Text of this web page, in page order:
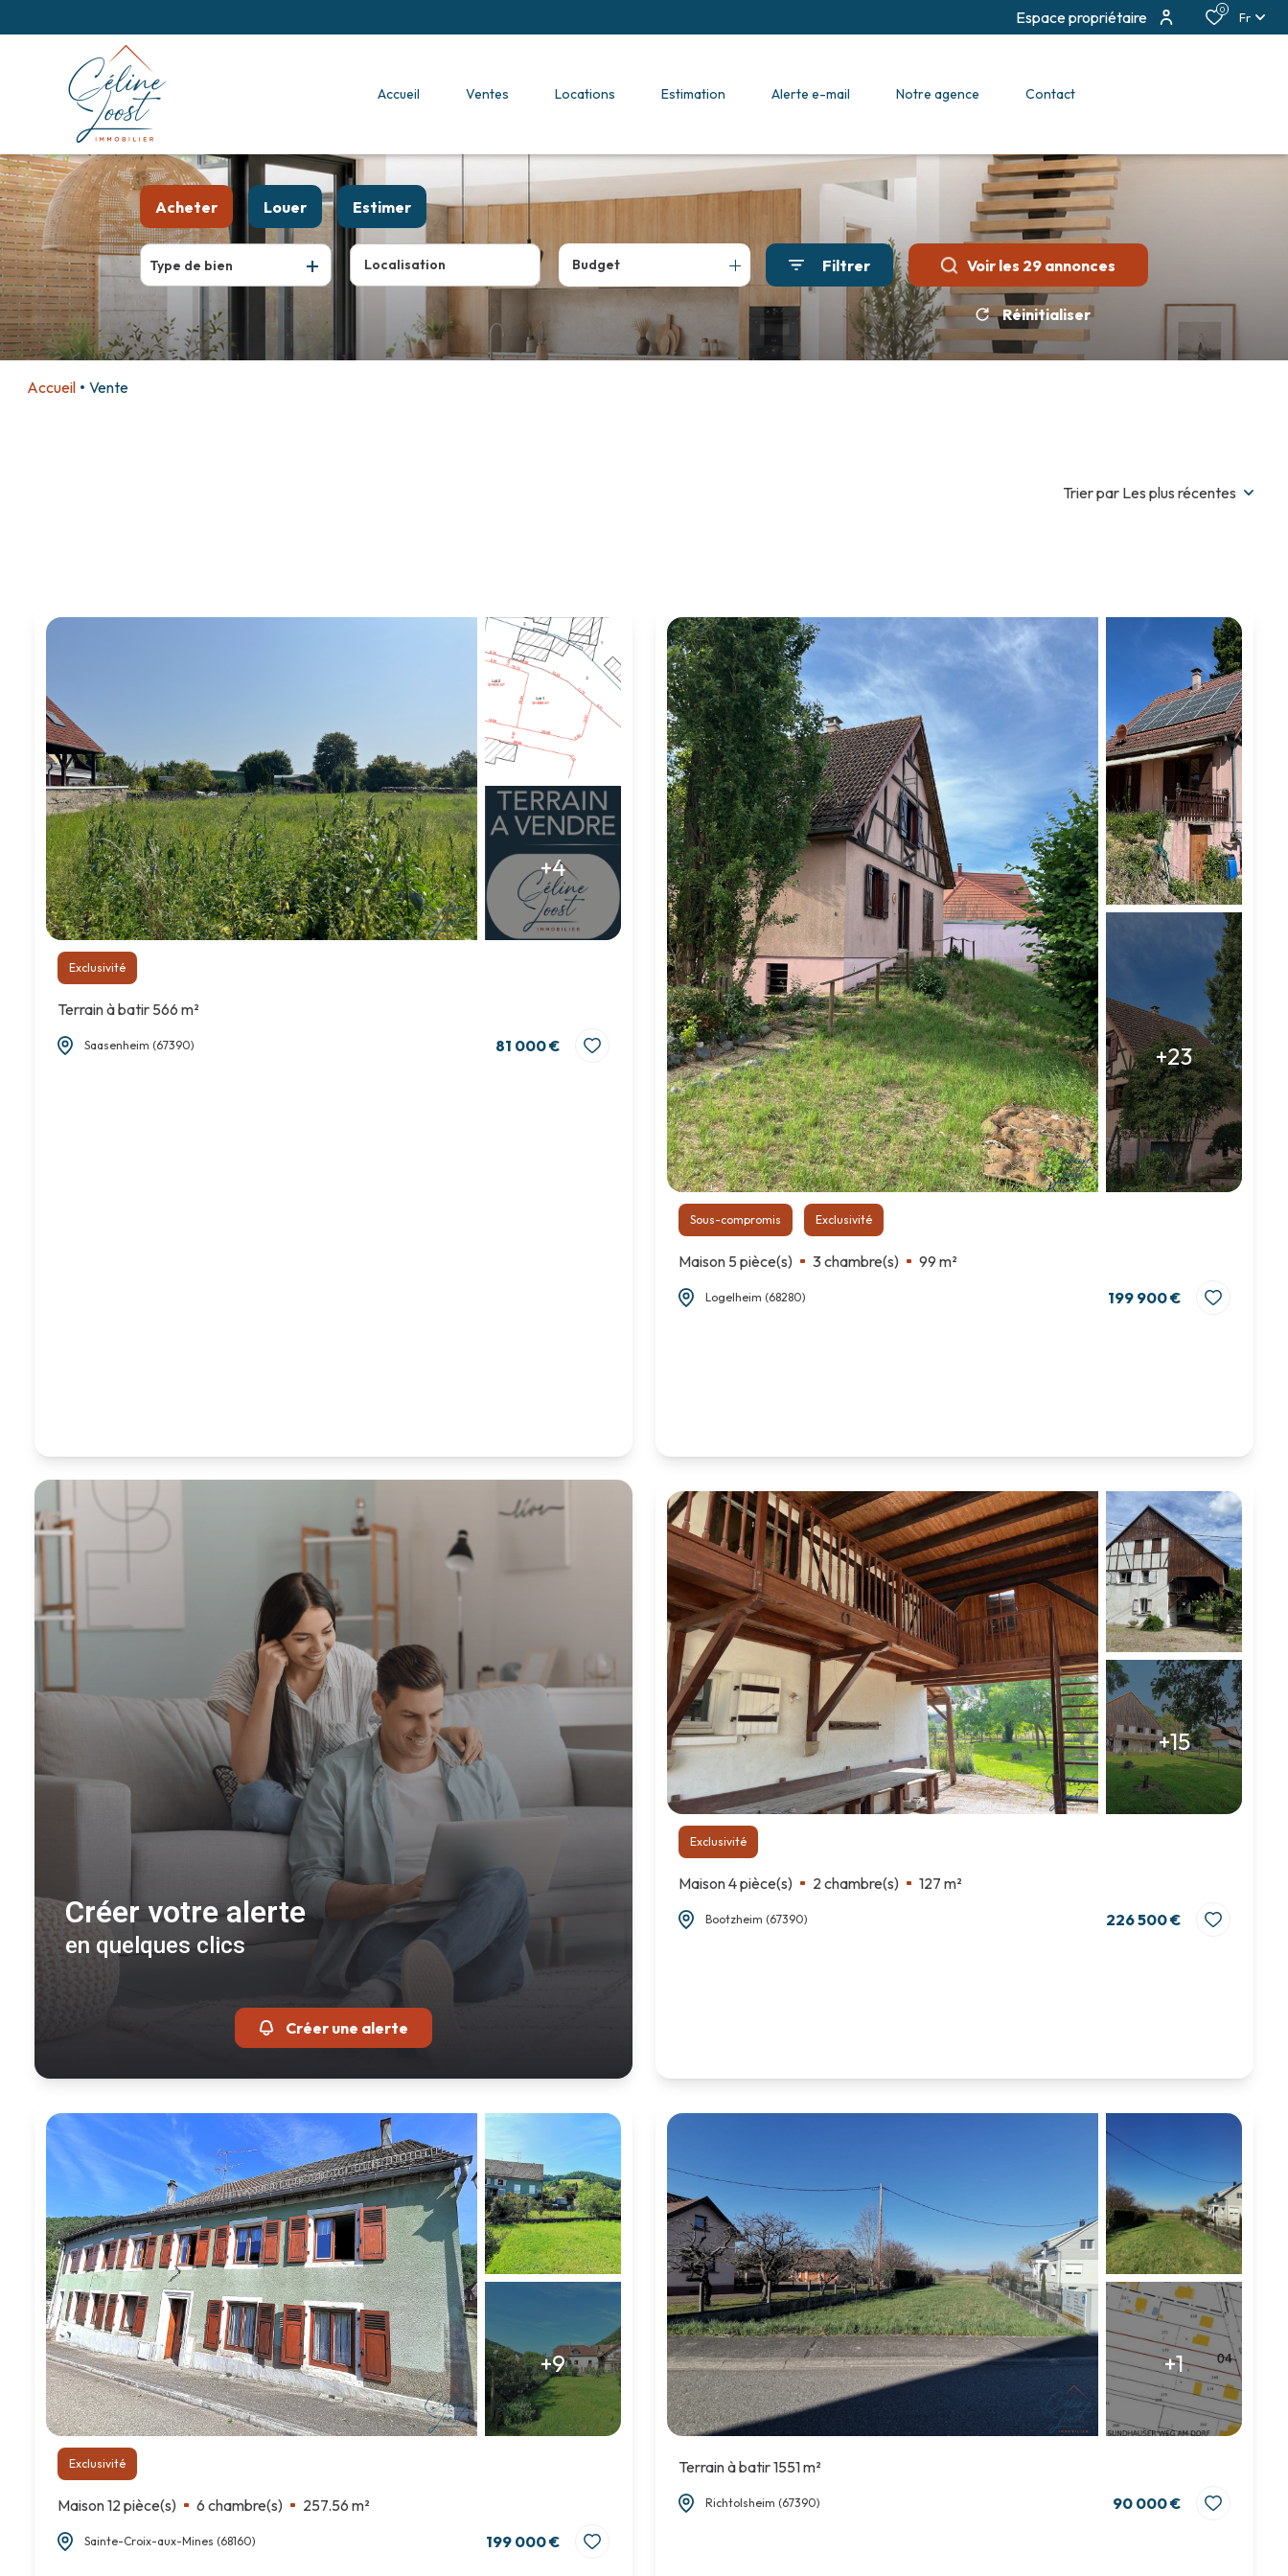
Espace propriétaire 0 Fr
accueil ventes locations estimation alerte e-mail notre agence contact
Acheter
De l'ancien
Louer
à l'année
Estimer
Type de bien Budget Filtrer Voir les 29annonces
Réinitialiser
Accueil Vente
Trier par Les plus récentes
+4
Exclusivité
Terrain à batir 566 m²
Saasenheim (67390) 81 000 € +23
Sous-compromis Exclusivité
Maison 5 pièce(s) 3 chambre(s) 99 m²
Logelheim (68280) 199 900 €
Créer votre alerte
en quelques clics
Créer une alerte
+15
Exclusivité
Maison 4 pièce(s) 2 chambre(s) 127 m²
Bootzheim (67390) 226 500 €
+9
Exclusivité
Maison 12 pièce(s) 6 chambre(s) 257.56 m²
Sainte-Croix-aux-Mines (68160) 199 000 €
+1
Terrain à batir 1551 m²
Richtolsheim (67390) 90 000 €